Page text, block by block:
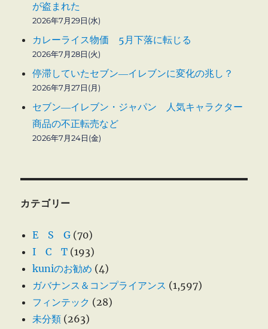
が盗まれた
2026年7月29日(水)
カレーライス物価 5月下落に転じる
2026年7月28日(火)
停滞していたセブン―イレブンに変化の兆し？
2026年7月27日(月)
セブン―イレブン・ジャパン 人気キャラクター
商品の不正転売など
2026年7月24日(金)
カテゴリー
E S G (70)
I C T (193)
kuniのお勧め (4)
ガバナンス＆コンプライアンス (1,597)
フィンテック (28)
未分類 (263)